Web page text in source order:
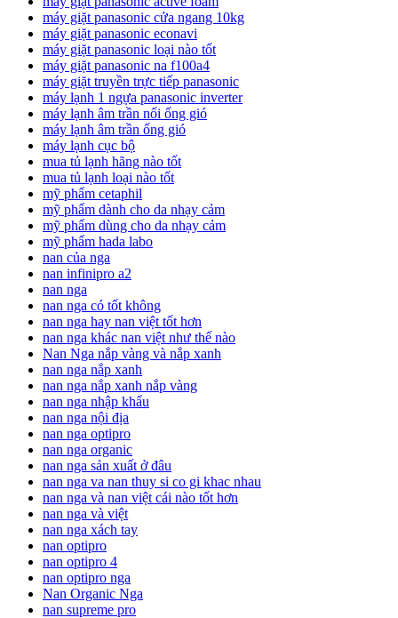
máy giặt panasonic cửa ngang 10kg
máy giặt panasonic econavi
máy giặt panasonic loại nào tốt
máy giặt panasonic na f100a4
máy giặt truyền trực tiếp panasonic
máy lạnh 1 ngựa panasonic inverter
máy lạnh âm trần nối ống gió
máy lạnh âm trần ống gió
máy lạnh cục bộ
mua tủ lạnh hãng nào tốt
mua tủ lạnh loại nào tốt
mỹ phẩm cetaphil
mỹ phẩm dành cho da nhạy cảm
mỹ phẩm dùng cho da nhạy cảm
mỹ phẩm hada labo
nan của nga
nan infinipro a2
nan nga
nan nga có tốt không
nan nga hay nan việt tốt hơn
nan nga khác nan việt như thế nào
Nan Nga nắp vàng và nắp xanh
nan nga nắp xanh
nan nga nắp xanh nắp vàng
nan nga nhập khẩu
nan nga nội địa
nan nga optipro
nan nga organic
nan nga sản xuất ở đâu
nan nga va nan thuy si co gi khac nhau
nan nga và nan việt cái nào tốt hơn
nan nga và việt
nan nga xách tay
nan optipro
nan optipro 4
nan optipro nga
Nan Organic Nga
nan supreme pro